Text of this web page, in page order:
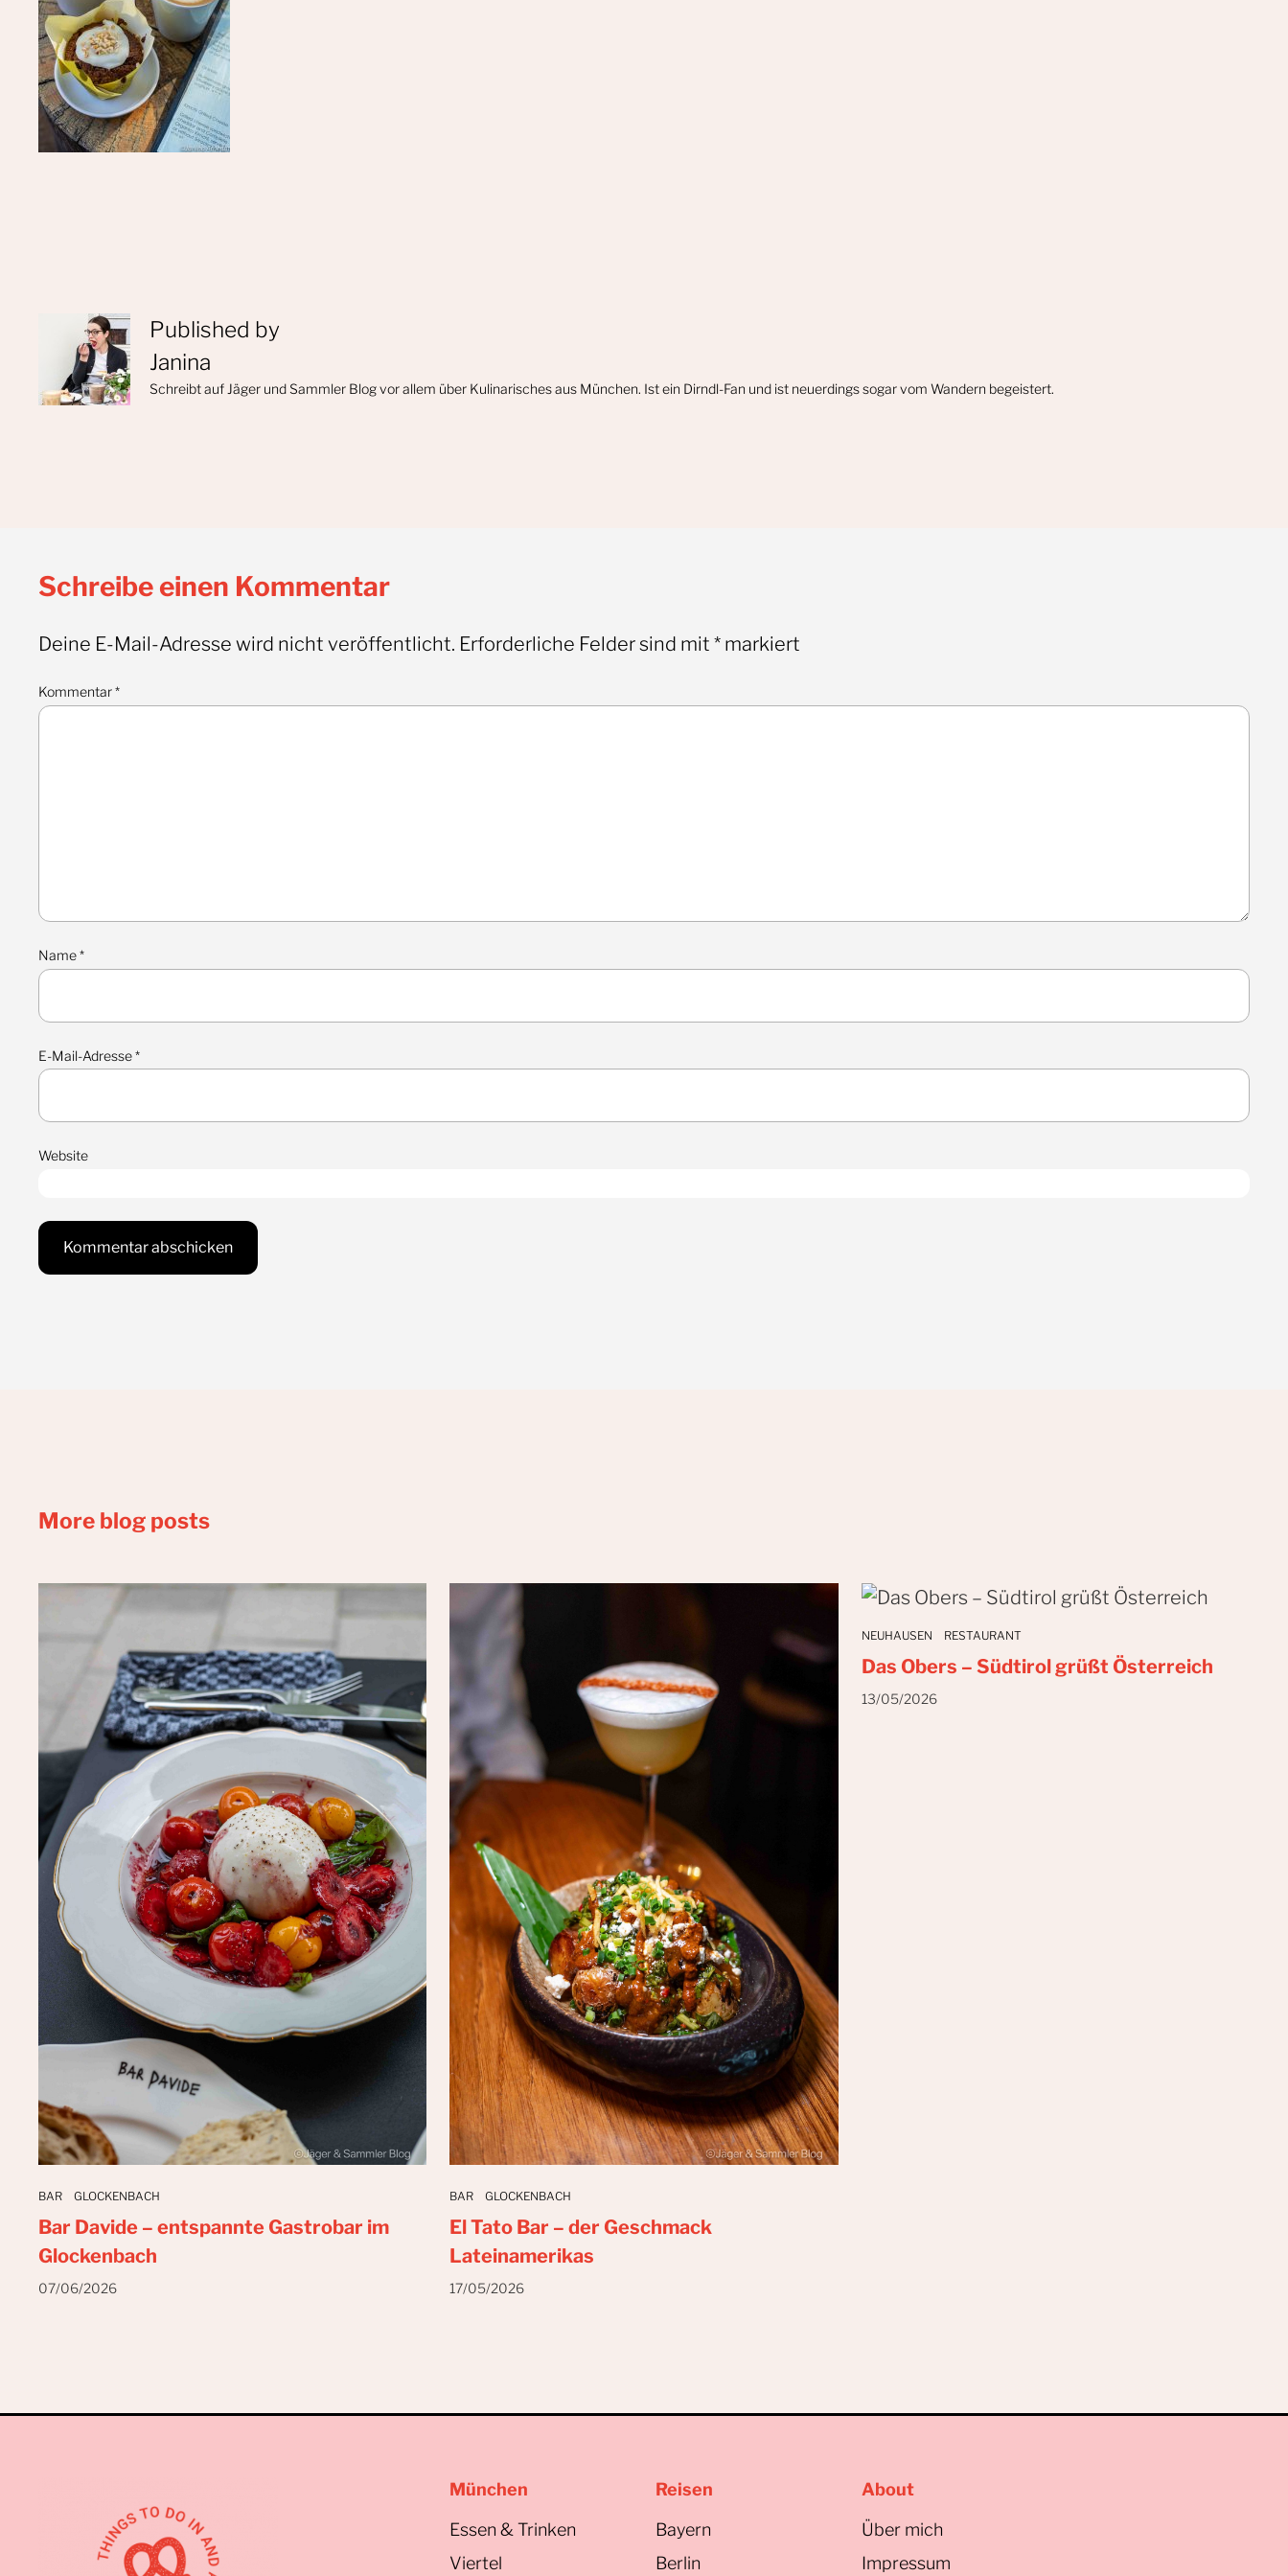
Published by
Janina
Schreibt auf Jäger und Sammler Blog vor allem über Kulinarisches aus München. Ist ein Dirndl-Fan und ist neuerdings sogar vom Wandern begeistert.
Schreibe einen Kommentar
Deine E-Mail-Adresse wird nicht veröffentlicht. Erforderliche Felder sind mit * markiert
Kommentar*
Name*
E-Mail-Adresse*
Website
More blog posts
BAR GLOCKENBACH
Bar Davide – entspannte Gastrobar im
Glockenbach
07/06/2026
BAR GLOCKENBACH
El Tato Bar – der Geschmack
Lateinamerikas
17/05/2026
NEUHAUSEN RESTAURANT
Das Obers – Südtirol grüßt Österreich
13/05/2026
München
Essen & Trinken
Viertel
Reisen
Bayern
Berlin
About
Über mich
Impressum